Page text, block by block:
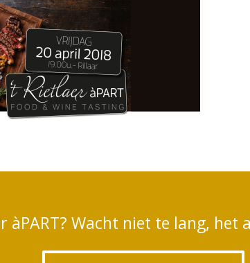
àPART? Wacht niet te lang,